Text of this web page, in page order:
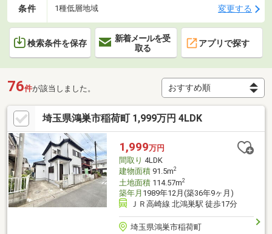
条件 1種低層地域 変更する
検索条件を保存
新着メールを受
取る
アプリで探す
76件が該当しました。
埼玉県鴻巣市稲荷町 1,999万円 4LDK
1,999万円
間取り 4LDK
建物面積91.5m2
土地面積114.57m2
築年月 1989年12月(築36年9ヶ月)
ＪＲ高崎線 北鴻巣駅 徒歩17分
埼玉県鴻巣市稲荷町